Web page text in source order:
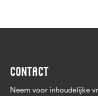
CONTACT
Neem voor inhoudelijke